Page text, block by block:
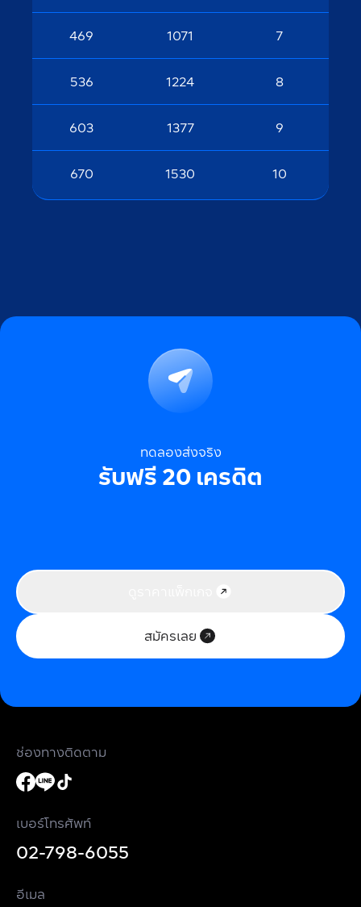
469 1071 7
536 1224 8
603 1377 9
670 1530 10
ทดลองส่งจริง
รับฟรี 20 เครดิต
สมัครเลย
ช่องทางติดตาม
เบอร์โทรศัพท์
02-798-6055
อีเมล